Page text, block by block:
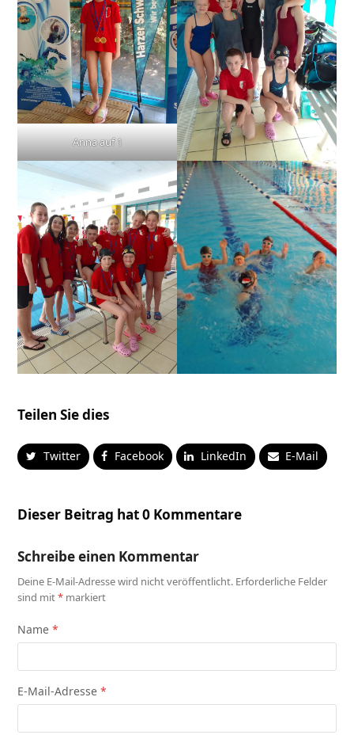
Anna auf 1
Teilen Sie dies
Twitter Facebook LinkedIn E-Mail
Dieser Beitrag hat 0 Kommentare
Schreibe einen Kommentar
Deine E-Mail-Adresse wird nicht veröffentlicht. Erforderliche Felder
sind mit* markiert
Name*
E-Mail-Adresse*